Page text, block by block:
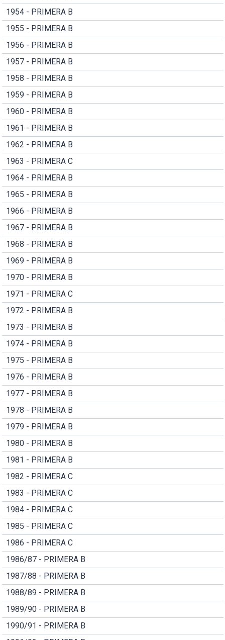
1954 - PRIMERA B
1955 - PRIMERA B
1956 - PRIMERA B
1957 - PRIMERA B
1958 - PRIMERA B
1959 - PRIMERA B
1960 - PRIMERA B
1961 - PRIMERA B
1962 - PRIMERA B
1963 - PRIMERA C
1964 - PRIMERA B
1965 - PRIMERA B
1966 - PRIMERA B
1967 - PRIMERA B
1968 - PRIMERA B
1969 - PRIMERA B
1970 - PRIMERA B
1971 - PRIMERA C
1972 - PRIMERA B
1973 - PRIMERA B
1974 - PRIMERA B
1975 - PRIMERA B
1976 - PRIMERA B
1977 - PRIMERA B
1978 - PRIMERA B
1979 - PRIMERA B
1980 - PRIMERA B
1981 - PRIMERA B
1982 - PRIMERA C
1983 - PRIMERA C
1984 - PRIMERA C
1985 - PRIMERA C
1986 - PRIMERA C
1986/87 - PRIMERA B
1987/88 - PRIMERA B
1988/89 - PRIMERA B
1989/90 - PRIMERA B
1990/91 - PRIMERA B